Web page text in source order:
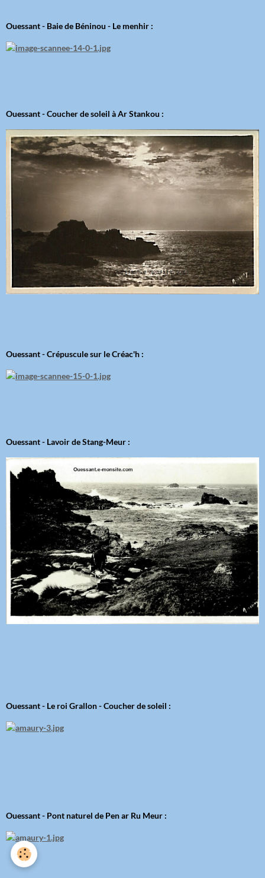
Ouessant - Baie de Béninou - Le menhir :
Ouessant - Coucher de soleil à Ar Stankou :
Ouessant - Crépuscule sur le Créac'h :
Ouessant - Lavoir de Stang-Meur :
Ouessant - Le roi Grallon - Coucher de soleil :
Ouessant - Pont naturel de Pen ar Ru Meur :